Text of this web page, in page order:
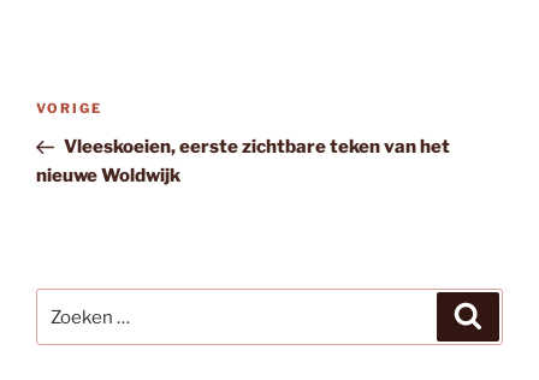
Bericht
Vorig
bericht
VORIGE
Vleeskoeien, eerste zichtbare teken van het
nieuwe Woldwijk
naar: